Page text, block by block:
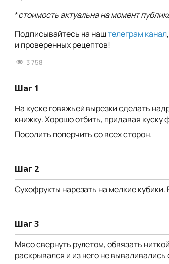
*стоимость актуальна на момент
Подписывайтесь на наштелеграм канал
и проверенных рецептов!
3 758
Шаг 1
На куске говяжьей вырезки сделать
книжку. Хорошо отбить, придавая куску
Посолить поперчить со всех сторон.
Шаг 2
Сухофрукты нарезать на мелкие
Шаг 3
Мясо свернуть рулетом, обвязать
раскрывался и из него не вываливались